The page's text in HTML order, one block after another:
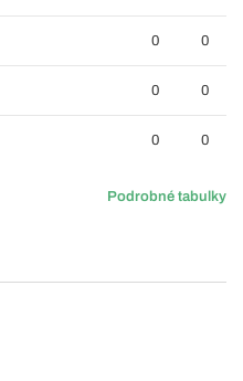
0 0
0 0
0 0
Podrobné tabulky